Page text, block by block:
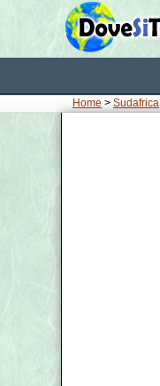
Home > Sudafrica